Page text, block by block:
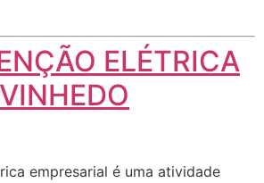
ELÉTRICA
VINHEDO
empresarial é uma atividade